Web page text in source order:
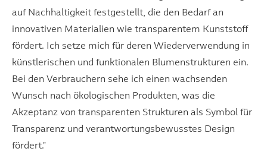
auf Nachhaltigkeit festgestellt, die den Bedarf an
innovativen Materialien wie transparentem Kunststoff
fördert. Ich setze mich für deren Wiederverwendung in
künstlerischen und funktionalen Blumenstrukturen ein.
Bei den Verbrauchern sehe ich einen wachsenden
Wunsch nach ökologischen Produkten, was die
Akzeptanz von transparenten Strukturen als Symbol für
Transparenz und verantwortungsbewusstes Design
fördert."